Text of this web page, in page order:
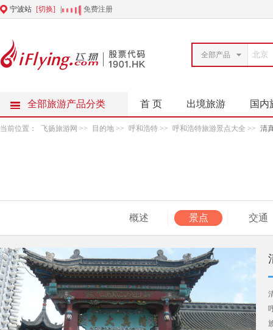
宁波站 [切换] | 免费注册
全部产品
全部旅游产品分类 首 页 出境旅游 国内
当前位置： 飞扬旅游网 >> 目的地 >> 呼和浩特 >> 呼和浩特旅游景点大全 >> 清
概述 景点 交通